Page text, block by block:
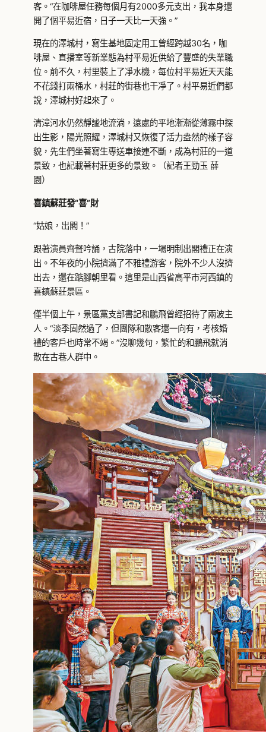
客。“在咖啡屋任務每個月有2000多元支出，我本身還
開了個平易近宿，日子一天比一天強。”
現在的澤城村，寫生基地固定用工曾經跨越30名，咖
啡屋、直播室等新業態為村平易近供給了豐盛的失業職
位。前不久，村里裝上了凈水機，每位村平易近天天能
不花錢打兩桶水，村莊的街巷也干凈了。村平易近們都
說，澤城村好起來了。
清漳河水仍然靜謐地流淌，遠處的平地漸漸從薄霧中探
出生影，陽光照耀，澤城村又恢復了活力盎然的樣子容
貌，先生們坐著寫生專送車接連不斷，成為村莊的一道
景致，也記載著村莊更多的景致。（記者王勁玉 薛
園）
喜鎮蘇莊發“喜”財
“姑娘，出閣！”
跟著演員齊聲吟誦，古院落中，一場明制出閣禮正在演
出。不年夜的小院擠滿了不雅禮游客，院外不少人沒擠
出去，還在踮腳朝里看。這里是山西省高平市河西鎮的
喜鎮蘇莊景區。
僅半個上午，景區黨支部書記和鵬飛曾經招待了兩波主
人。“淡季固然過了，但團隊和散客還一向有，考核婚
禮的客戶也時常不竭。”沒聊幾句，繁忙的和鵬飛就消
散在古巷人群中。